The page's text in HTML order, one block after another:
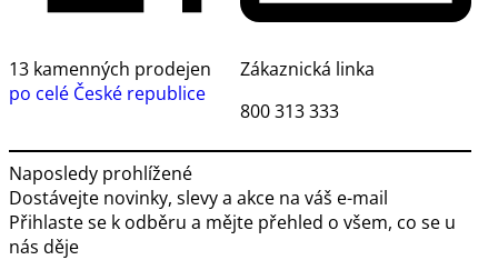
13 kamenných prodejen
po celé České republice
Zákaznická linka
800 313 333
Naposledy prohlížené
Dostávejte novinky, slevy a akce na váš e-mail
Přihlaste se k odběru a mějte přehled o všem, co se u
nás děje